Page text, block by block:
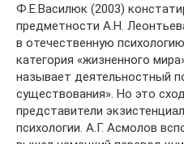
Ф.Е.Василюк (2003)
предметности А.Н.
в отечественную
категория «жизненного
называет деятельностный
существования». Но это
представители
психологии. А.Г. Асмолов